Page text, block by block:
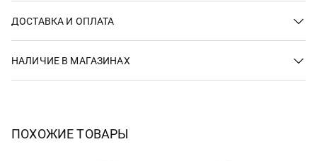
ДОСТАВКА И ОПЛАТА
НАЛИЧИЕ В МАГАЗИНАХ
ПОХОЖИЕ ТОВАРЫ